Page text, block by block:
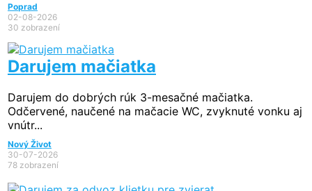
Poprad
02-08-2026
30 zobrazení
Darujem mačiatka
Darujem do dobrých rúk 3-mesačné mačiatka.
Odčervené, naučené na mačacie WC, zvyknuté vonku aj
vnútr...
Nový Život
30-07-2026
78 zobrazení